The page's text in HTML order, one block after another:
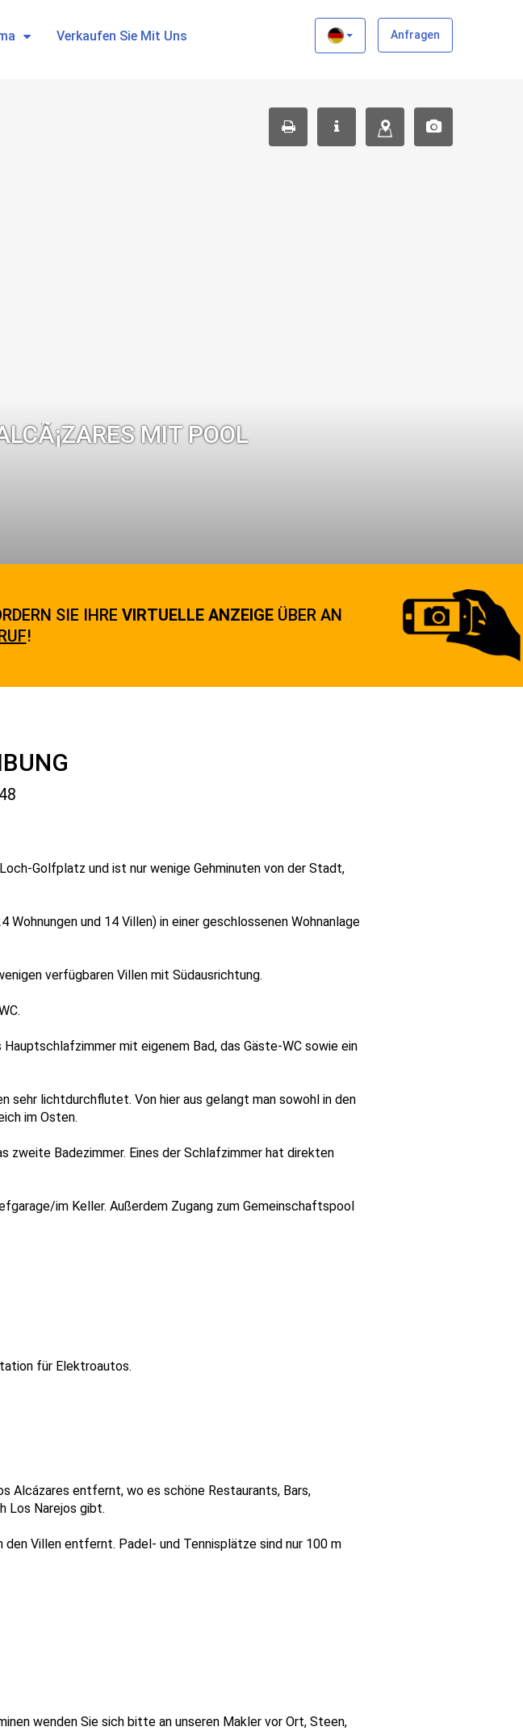
Verkaufen Sie Mit Uns Anfragen
MIT POOL
SIE IHRE VIRTUELLE ANZEIGE ÜBER AN
!
Golfplatz und ist nur wenige Gehminuten von der Stadt,
und 14 Villen) in einer geschlossenen Wohnanlage
verfügbaren Villen mit Südausrichtung.
mit eigenem Bad, das Gäste-WC sowie ein
sehr lichtdurchflutet. Von hier aus gelangt man sowohl in den
im Osten.
zweite Badezimmer. Eines der Schlafzimmer hat direkten
im Keller. Außerdem Zugang zum Gemeinschaftspool
für Elektroautos.
Alcázares entfernt, wo es schöne Restaurants, Bars,
Los Narejos gibt.
Villen entfernt. Padel- und Tennisplätze sind nur 100 m
wenden Sie sich bitte an unseren Makler vor Ort, Steen,